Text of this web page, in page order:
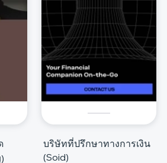
บริษัทที่ปรึกษาทางการเงิน
(Soid)